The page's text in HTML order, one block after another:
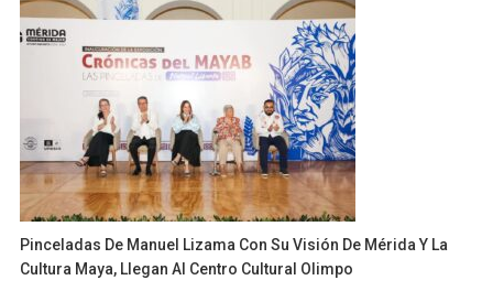
Pinceladas De Manuel Lizama Con Su Visión De Mérida Y La
Cultura Maya, Llegan Al Centro Cultural Olimpo